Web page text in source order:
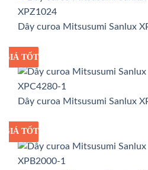
Dây curoa Mitsusumi Sanlux
GIÁ SỈ
GIÁ TỐT
Dây curoa Mitsusumi Sanlux
GIÁ SỈ
GIÁ TỐT